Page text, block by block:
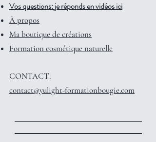
Vos questions: je réponds en vidéos ici
À propos
Ma boutique de créations
Formation cosmétique naturelle
CONTACT:
contact@yulight-formationbougie.com